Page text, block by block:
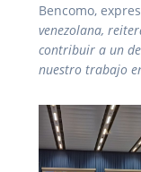
Bencomo,
venezolana,
contribuir a un
nuestro trabajo